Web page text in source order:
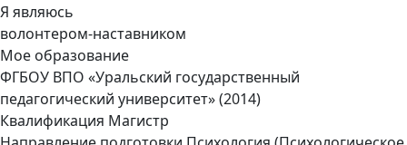
Я являюсь
волонтером-наставником
Мое образование
ФГБОУ ВПО «Уральский государственный
педагогический университет» (2014)
Квалификация Магистр